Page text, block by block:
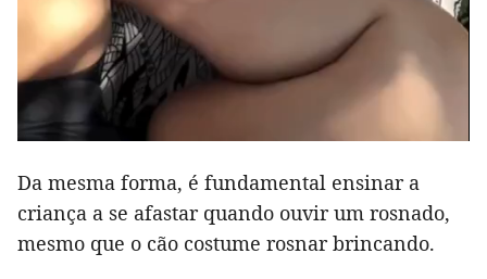
Da mesma forma, é fundamental ensinar a
criança a se afastar quando ouvir um rosnado,
mesmo que o cão costume rosnar brincando.